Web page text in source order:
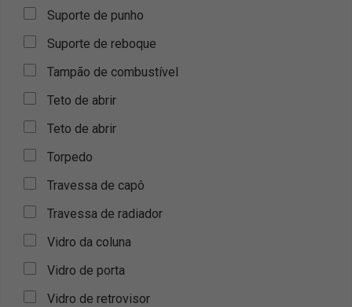
Suporte de punho
Suporte de reboque
Tampão de combustível
Teto de abrir
Teto de abrir
Torpedo
Travessa de capô
Travessa de radiador
Vidro da coluna
Vidro de porta
Vidro de retrovisor